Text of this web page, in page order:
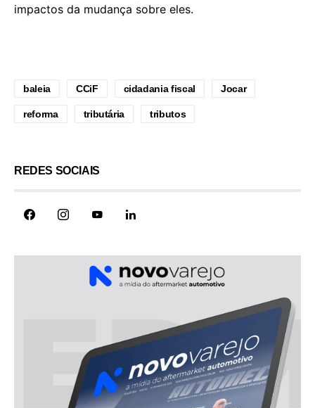
impactos da mudança sobre eles.
baleia CCiF cidadania fiscal Jocar
reforma tributária tributos
REDES SOCIAIS